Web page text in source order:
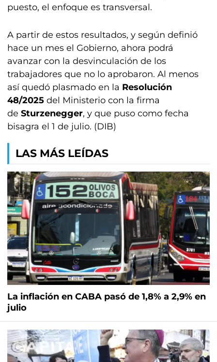
puesto, el enfoque es transversal.
A partir de estos resultados, y según definió
hace un mes el Gobierno, ahora podrá
avanzar con la desvinculación de los
trabajadores que no lo aprobaron. Al menos
así quedó plasmado en la Resolución
48/2025 del Ministerio con la firma
de Sturzenegger, y que puso como fecha
bisagra el 1 de julio. (DIB)
LAS MÁS LEÍDAS
La inflación en CABA pasó de 1,8% a 2,9% en
julio